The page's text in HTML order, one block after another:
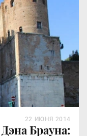
Брауна:
22 ИЮНЯ 2014